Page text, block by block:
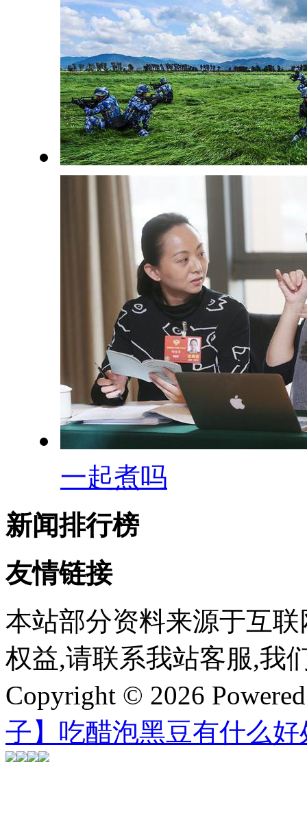
一起煮吗
新闻排行榜
友情链接
本站部分资料来源于互
权益,请联系我站客服,我
Copyright © 2026
子】吃醋泡黑豆有什么好